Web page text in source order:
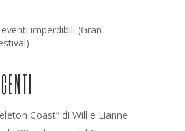
imperdibili (Gran
Coast” di Will e Lianne